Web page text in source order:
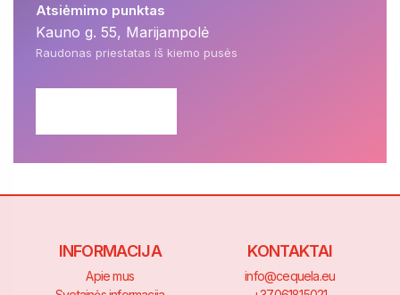
Atsiėmimo punktas
Kauno g. 55, Marijampolė
Raudonas priestatas iš kiemo pusės
INFORMACIJA
Apie mus
KONTAKTAI
info@cequela.eu